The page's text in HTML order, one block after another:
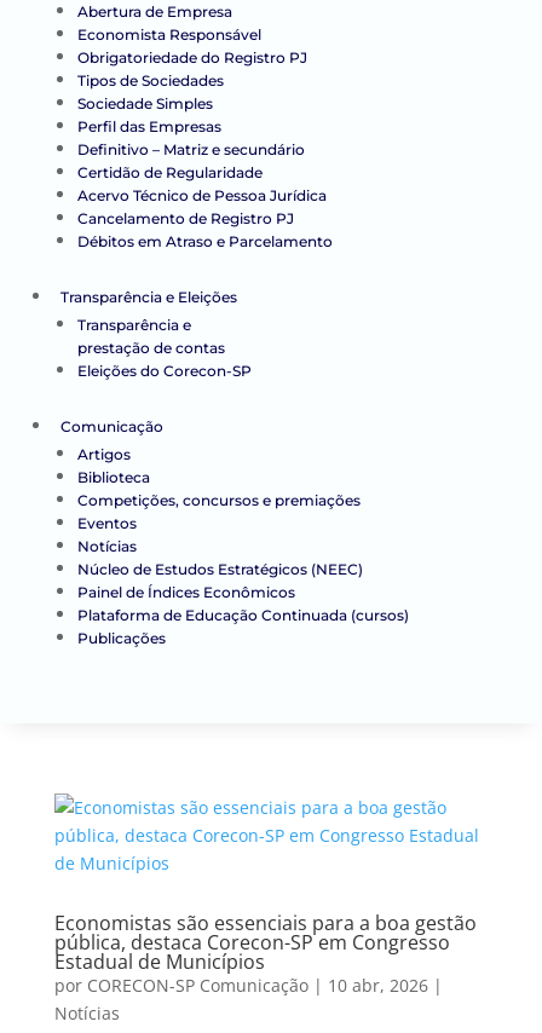
Abertura de Empresa
Economista Responsável
Obrigatoriedade do Registro PJ
Tipos de Sociedades
Sociedade Simples
Perfil das Empresas
Definitivo – Matriz e secundário
Certidão de Regularidade
Acervo Técnico de Pessoa Jurídica
Cancelamento de Registro PJ
Débitos em Atraso e Parcelamento
Transparência e Eleições
Transparência e
prestação de contas
Eleições do Corecon-SP
Comunicação
Artigos
Biblioteca
Competições, concursos e premiações
Eventos
Notícias
Núcleo de Estudos Estratégicos (NEEC)
Painel de Índices Econômicos
Plataforma de Educação Continuada (cursos)
Publicações
Economistas são essenciais para a boa gestão
pública, destaca Corecon-SP em Congresso
Estadual de Municípios
por CORECON-SP Comunicação| 10 abr, 2026|
Notícias